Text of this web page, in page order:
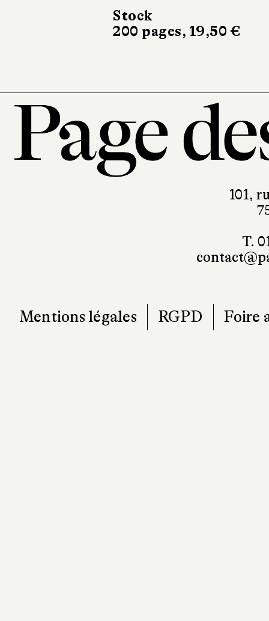
Stock
200 pages, 19,50 €
101,
T.
Mentions légales RGPD Foire